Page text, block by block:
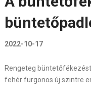
2022-10-17
Rengeteg
fehér furgonos új szintre